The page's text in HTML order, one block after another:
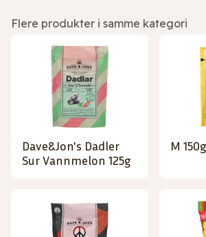
Flere produkter i samme kategori
Dave&Jon's Dadler
Sur Vannmelon 125g
M